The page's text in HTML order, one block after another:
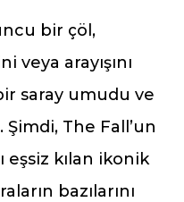
bir çöl,
veya arayışını
saray umudu ve
Şimdi, The Fall’un
eşsiz kılan ikonik
bazılarını